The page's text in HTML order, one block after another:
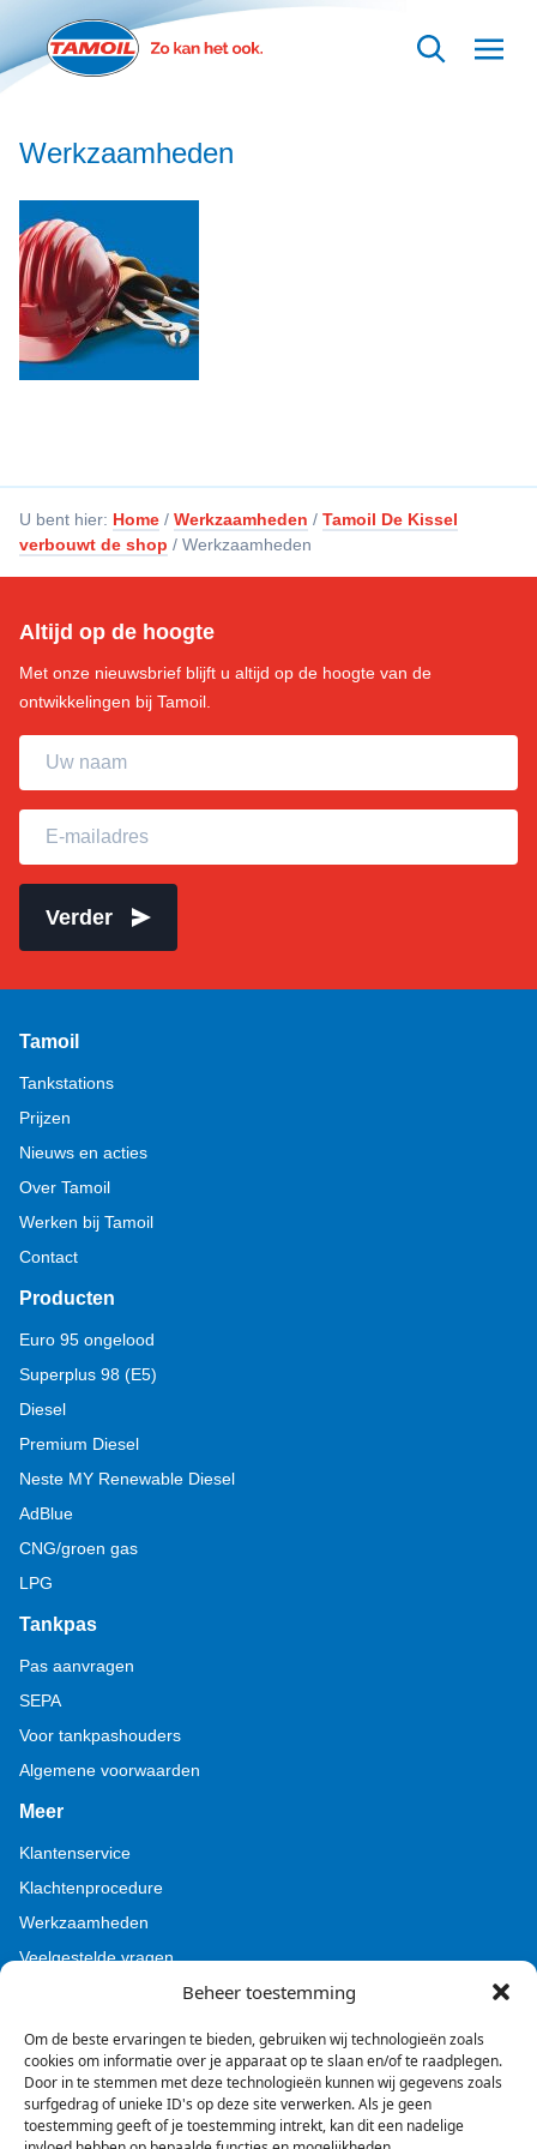
Beheer toestemming
Om de beste ervaringen te bieden, gebruiken wij technologieën zoals
cookies om informatie over je apparaat op te slaan en/of te raadplegen.
Door in te stemmen met deze technologieën kunnen wij gegevens zoals
surfgedrag of unieke ID's op deze site verwerken. Als je geen
toestemming geeft of je toestemming intrekt, kan dit een nadelige
Ga naar hoofdinhoud
Werkzaamheden
U bent hier: Home / Werkzaamheden / Tamoil De Kissel
verbouwt de shop / Werkzaamheden
Altijd op de hoogte
Met onze nieuwsbrief blijft u altijd op de hoogte van de
ontwikkelingen bij Tamoil.
Uw naam
E-mailadres
Verder
Tamoil
Tankstations
Prijzen
Nieuws en acties
Over Tamoil
Werken bij Tamoil
Contact
Producten
Euro 95 ongelood
Superplus 98 (E5)
Diesel
Premium Diesel
Neste MY Renewable Diesel
AdBlue
CNG/groen gas
LPG
Tankpas
Pas aanvragen
SEPA
Voor tankpashouders
Algemene voorwaarden
Meer
Klantenservice
Klachtenprocedure
Werkzaamheden
Veelgestelde vragen